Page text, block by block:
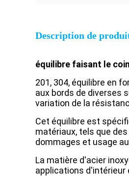
Description de
équilibre faisant le
201, 304, équilibre en
aux bords de diverses
variation de la
Cet équilibre est
matériaux, tels que
dommages et usage
La matière d'acier
applications d'intérieur